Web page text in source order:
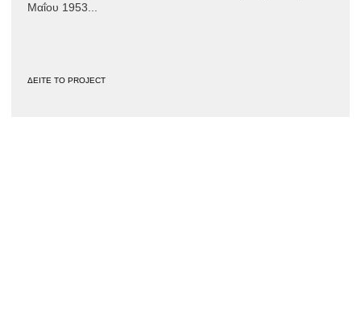
Μαΐου 1953...
ΔΕΙΤΕ ΤΟ PROJECT